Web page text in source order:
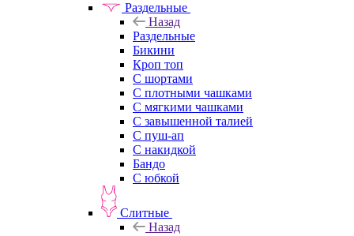
Раздельные
Назад
Раздельные
Бикини
Кроп топ
С шортами
С плотными чашками
С мягкими чашками
С завышенной талией
С пуш-ап
С накидкой
Бандо
С юбкой
Слитные
Назад